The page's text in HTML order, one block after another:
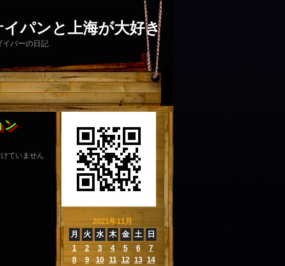
パンと上海が大好き
イバーの日記
ン
ていません
2021年11月
月
火 水 木 金 土
日
1
2 3 4 5 6
7
8
9 10 11 12 13 14